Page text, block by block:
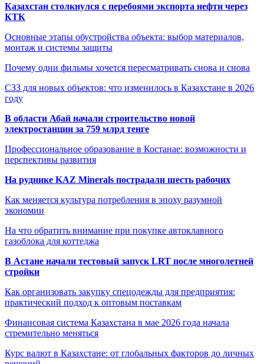
Казахстан столкнулся с перебоями экспорта нефти через
КТК
Основные этапы обустройства объекта: выбор материалов,
монтаж и системы защиты
Почему одни фильмы хочется пересматривать снова и снова
СЗЗ для новых объектов: что изменилось в Казахстане в 2026
году
В области Абай начали строительство новой
электростанции за 759 млрд тенге
Профессиональное образование в Костанае: возможности и
перспективы развития
На руднике KAZ Minerals пострадали шесть рабочих
Как меняется культура потребления в эпоху разумной
экономии
На что обратить внимание при покупке автоклавного
газоблока для коттеджа
В Астане начали тестовый запуск LRT после многолетней
стройки
Как организовать закупку спецодежды для предприятия:
практический подход к оптовым поставкам
Финансовая система Казахстана в мае 2026 года начала
стремительно меняться
Курс валют в Казахстане: от глобальных факторов до личных